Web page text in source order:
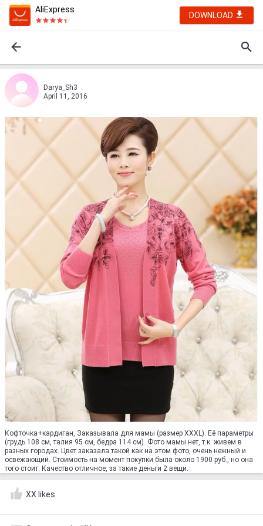
AliExpress
DOWNLOAD
Darya_Sh3
April 11, 2016
Кофточка+кардиган, Заказывала для мамы (размер XXXL). Её параметры
(грудь 108 см, талия 95 см, бедра 114 см). Фото мамы нет, т.к. живем в
разных городах. Цвет заказала такой как на этом фото, очень нежный и
освежающий. Стоимость на момент покупки была около 1900 руб., но она
того стоит. Качество отличное, за такие деньги 2 вещи.
XX likes